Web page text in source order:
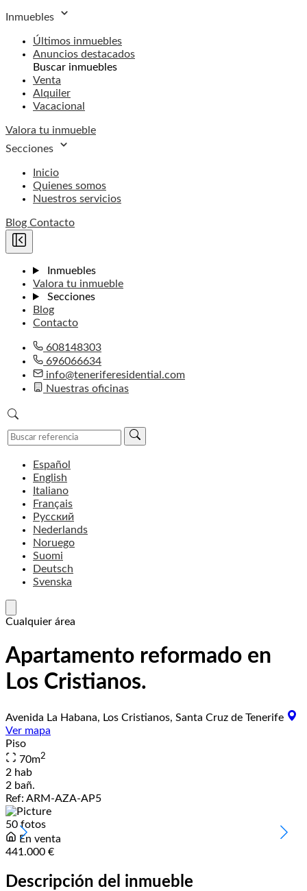
Inmuebles
Últimos inmuebles
Anuncios destacados
Buscar inmuebles
Venta
Alquiler
Vacacional
Valora tu inmueble
Secciones
Inicio
Quienes somos
Nuestros servicios
Blog Contacto
Inmuebles
Valora tu inmueble
Secciones
Blog
Contacto
608148303
696066634
info@teneriferesidential.com
Nuestras oficinas
Español
English
Italiano
Français
Русский
Nederlands
Noruego
Suomi
Deutsch
Svenska
Cualquier área
Apartamento reformado en
Los Cristianos.
Avenida La Habana, Los Cristianos, Santa Cruz de Tenerife
Ver mapa
Piso
70m2
2 hab
2 bañ.
Ref: ARM-AZA-AP5
50 fotos
En venta
441.000 €
Descripción del inmueble